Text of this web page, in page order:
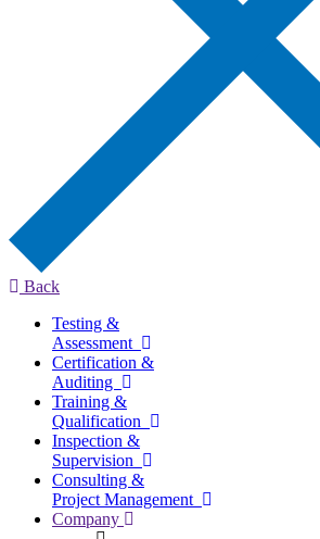
Back
Testing &
Assessment
Certification &
Auditing
Training &
Qualification
Inspection &
Supervision
Consulting &
Project Management
Company